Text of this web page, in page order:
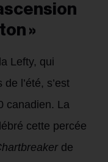
»
Lefty, qui
l’été, s’est
canadien. La
cette percée
de